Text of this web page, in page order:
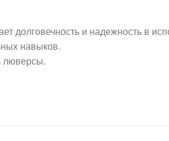
долговечность и надежность в
навыков.
люверсы.